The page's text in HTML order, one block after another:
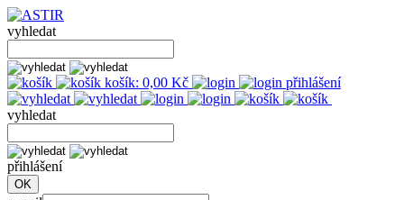
vyhledat
košík: 0,00 Kč přihlášení
vyhledat
přihlášení